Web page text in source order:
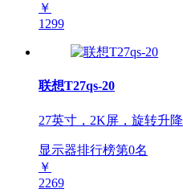
￥
1299
联想T27qs-20
27英寸，2K屏，旋转升降
显示器排行榜第0名
￥
2269